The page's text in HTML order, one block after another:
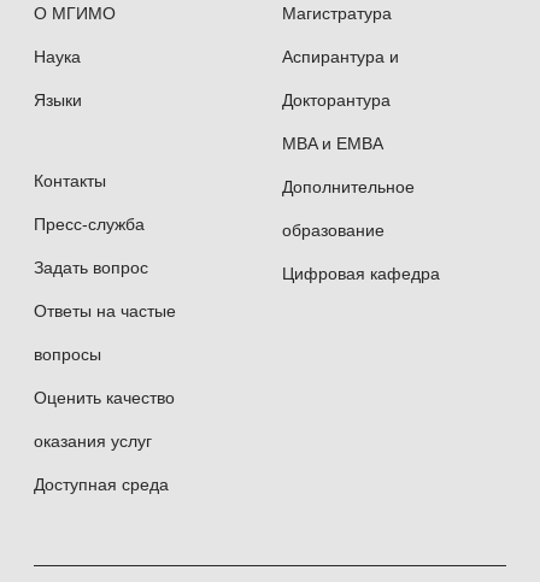
О МГИМО
Наука
Языки
Контакты
Пресс-служба
Задать вопрос
Ответы на частые
вопросы
Оценить качество
оказания услуг
Доступная среда
Магистратура
Аспирантура и
Докторантура
MBA и EMBA
Дополнительное
образование
Цифровая кафедра